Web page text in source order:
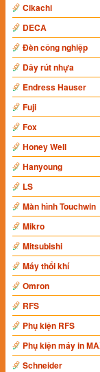
Cikachi
DECA
Đèn công nghiệp
Dây rút nhựa
Endress Hauser
Fuji
Fox
Honey Well
Hanyoung
LS
Màn hình Touchwin
Mikro
Mitsubishi
Máy thổi khí
Omron
RFS
Phụ kiện RFS
Phụ kiện máy in
Schneider